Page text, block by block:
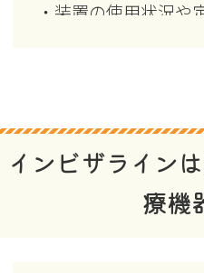
・装置の使用状況や
なったり、歯ぐき
・稀に歯が骨と癒着
インビザライン
療機